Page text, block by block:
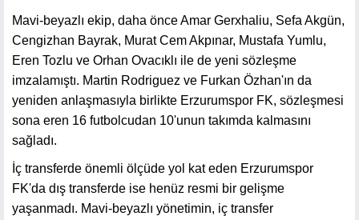
Mavi-beyazlı ekip, daha önce Amar Gerxhaliu, Sefa Akgün,
Cengizhan Bayrak, Murat Cem Akpınar, Mustafa Yumlu,
Eren Tozlu ve Orhan Ovacıklı ile de yeni sözleşme
imzalamıştı. Martin Rodriguez ve Furkan Özhan'ın da
yeniden anlaşmasıyla birlikte Erzurumspor FK, sözleşmesi
sona eren 16 futbolcudan 10'unun takımda kalmasını
sağladı.
İç transferde önemli ölçüde yol kat eden Erzurumspor
FK'da dış transferde ise henüz resmi bir gelişme
yaşanmadı. Mavi-beyazlı yönetimin, iç transfer